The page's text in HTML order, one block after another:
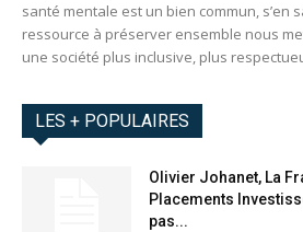
santé mentale est un bien commun, s’en
ressource à préserver ensemble nous
une société plus inclusive, plus
LES + POPULAIRES
Olivier Johanet, La
Placements
pas...